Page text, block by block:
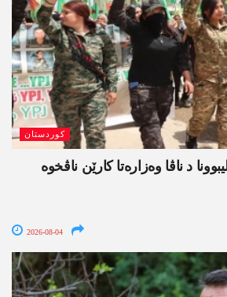
کوردستان
د ناڤا وەزارەتا کارێن ناڤخوە
2026-08-04